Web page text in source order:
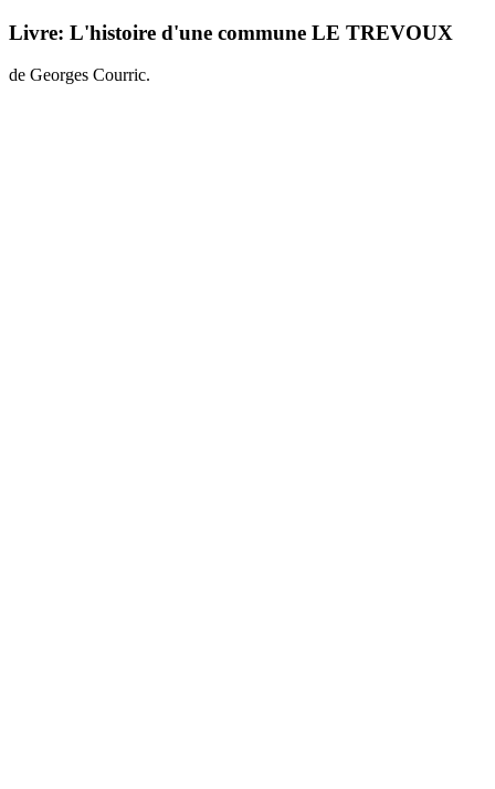
Livre: L'histoire d'une commune LE TREVOUX
de Georges Courric.